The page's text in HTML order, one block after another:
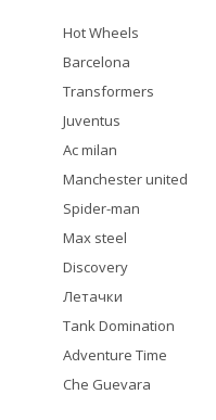
Hot Wheels
Barcelona
Transformers
Juventus
Ac milan
Manchester united
Spider-man
Max steel
Discovery
Летачки
Tank Domination
Adventure Time
Che Guevara